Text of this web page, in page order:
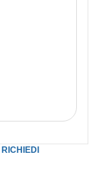
RICHIEDI